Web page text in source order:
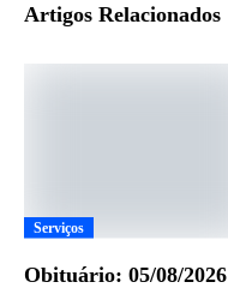
Artigos Relacionados
Serviços
Obituário: 05/08/2026